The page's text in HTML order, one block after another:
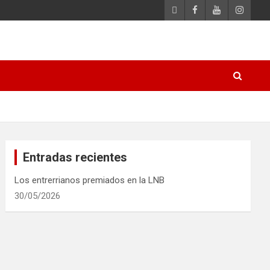
Entradas recientes
Los entrerrianos premiados en la LNB
30/05/2026